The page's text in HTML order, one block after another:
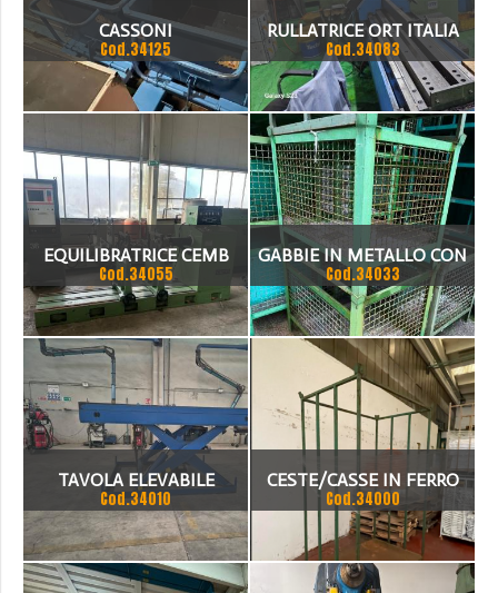
CASSONI
Cod.34125
RULLATRICE ORT ITALIA
RP100
Cod.34083
EQUILIBRATRICE CEMB
ZD300
Cod.34055
GABBIE IN METALLO CON
BASE 0 X 70 CM E H 80 -
INTERNE 87 X 67 X 59 SU
TRE LATI /48 LATO
RIBASSATO X ACCESSO – 44
KG
Cod.34033
TAVOLA ELEVABILE
IDRAULICA PORTATA 5000
KG
Cod.34010
CESTE/CASSE IN FERRO
Cod.34000